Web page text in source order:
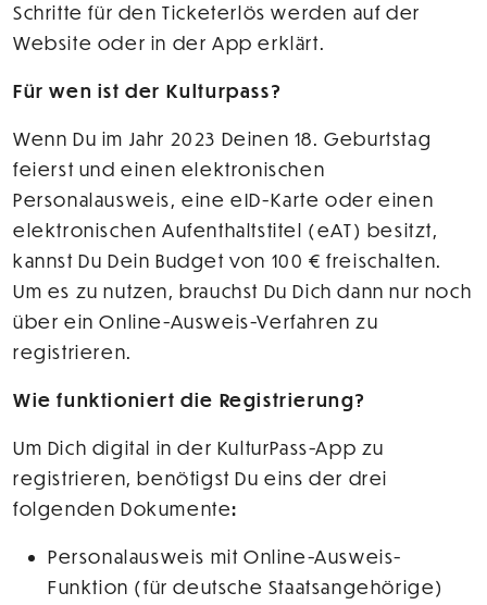
Schritte für den Ticketerlös werden auf der
Website oder in der App erklärt.
Für wen ist der Kulturpass?
Wenn Du im Jahr 2023 Deinen 18. Geburtstag
feierst und einen elektronischen
Personalausweis, eine eID-Karte oder einen
elektronischen Aufenthaltstitel (eAT) besitzt,
kannst Du Dein Budget von 100 € freischalten.
Um es zu nutzen, brauchst Du Dich dann nur noch
über ein Online-Ausweis-Verfahren zu
registrieren.
Wie funktioniert die Registrierung?
Um Dich digital in der KulturPass-App zu
registrieren, benötigst Du eins der drei
folgenden Dokumente:
Personalausweis mit Online-Ausweis-
Funktion (für deutsche Staatsangehörige)